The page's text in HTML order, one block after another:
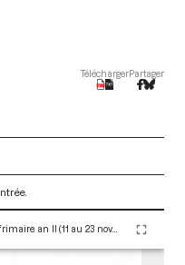
TéléchargerPartager
Tome LXXIX - Du 21 brumaire au 3 frimaire an II (11 au 23 novembre 1793)